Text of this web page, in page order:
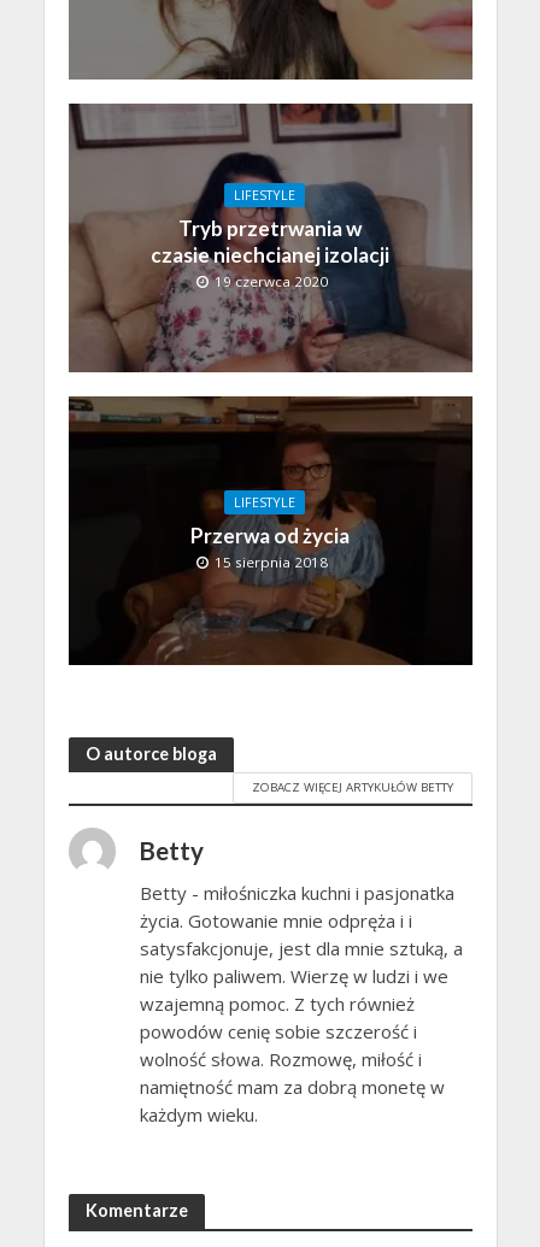
LIFESTYLE
Tryb przetrwania w
czasie niechcianej izolacji
19 czerwca 2020
LIFESTYLE
Przerwa od życia
15 sierpnia 2018
O autorce bloga
ZOBACZ WIĘCEJ ARTYKUŁÓW BETTY
Betty
Betty - miłośniczka kuchni i pasjonatka
życia. Gotowanie mnie odpręża i i
satysfakcjonuje, jest dla mnie sztuką, a
nie tylko paliwem. Wierzę w ludzi i we
wzajemną pomoc. Z tych również
powodów cenię sobie szczerość i
wolność słowa. Rozmowę, miłość i
namiętność mam za dobrą monetę w
każdym wieku.
Komentarze